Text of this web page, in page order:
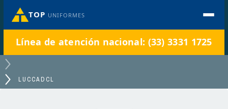
TOP UNIFORMES
Línea de atención nacional: (33) 3331 1725
LUCCADCL